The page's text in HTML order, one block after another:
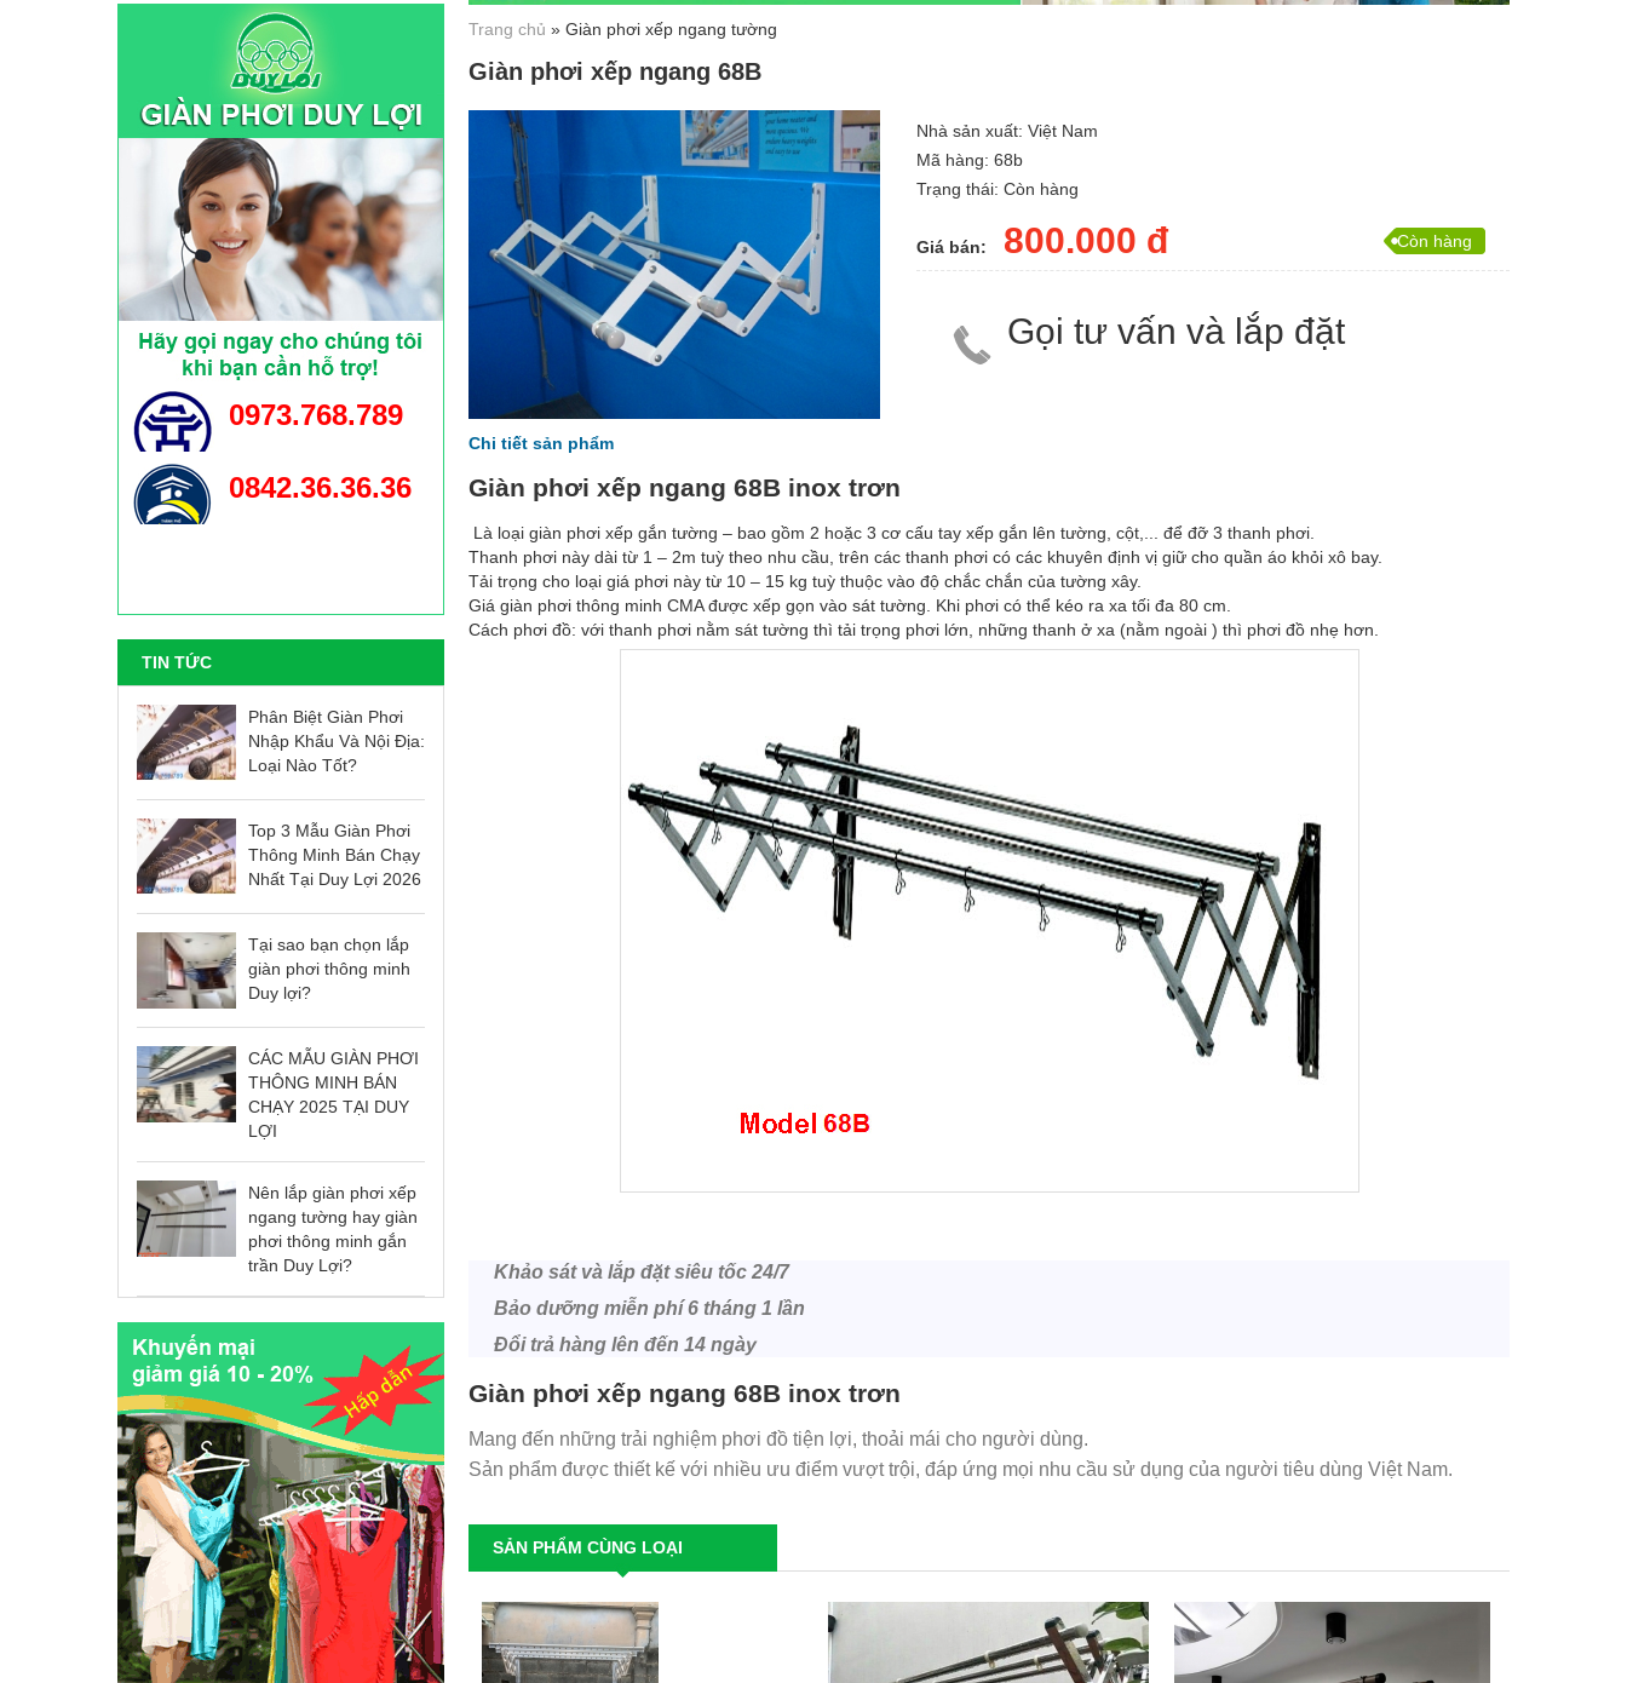
0973.768.789
0842.36.36.36
TIN TỨC
Phân Biệt Giàn Phơi
Nhập Khẩu Và Nội Địa:
Loại Nào Tốt?
Top 3 Mẫu Giàn Phơi
Thông Minh Bán Chạy
Nhất Tại Duy Lợi 2026
Tại sao bạn chọn lắp
giàn phơi thông minh
Duy lợi?
CÁC MẪU GIÀN PHƠI
THÔNG MINH BÁN
CHẠY 2025 TẠI DUY
LỢI
Nên lắp giàn phơi xếp
ngang tường hay giàn
phơi thông minh gắn
trần Duy Lợi?
Cáp lưới an toàn trường mầm non
Giá: 139.000 VNĐ
Trang chủ » Giàn phơi xếp ngang tường
Giàn phơi xếp ngang 68B
Nhà sản xuất: Việt Nam
Mã hàng: 68b
Trạng thái: Còn hàng
Giá bán: 800.000 đ Còn hàng
Gọi tư vấn và lắp đặt
Chi tiết sản phẩm
Giàn phơi xếp ngang 68B inox trơn
Là loại giàn phơi xếp gắn tường – bao gồm 2 hoặc 3 cơ cấu tay xếp gắn lên tường, cột,... để đỡ 3 thanh phơi.
Thanh phơi này dài từ 1 – 2m tuỳ theo nhu cầu, trên các thanh phơi có các khuyên định vị giữ cho quần áo khỏi xô bay.
Tải trọng cho loại giá phơi này từ 10 – 15 kg tuỳ thuộc vào độ chắc chắn của tường xây.
Giá giàn phơi thông minh CMA được xếp gọn vào sát tường. Khi phơi có thể kéo ra xa tối đa 80 cm.
Cách phơi đồ: với thanh phơi nằm sát tường thì tải trọng phơi lớn, những thanh ở xa (nằm ngoài ) thì phơi đồ nhẹ hơn.
Khảo sát và lắp đặt siêu tốc 24/7
Bảo dưỡng miễn phí 6 tháng 1 lần
Đổi trả hàng lên đến 14 ngày
Giàn phơi xếp ngang 68B inox trơn
Mang đến những trải nghiệm phơi đồ tiện lợi, thoải mái cho người dùng.
Sản phẩm được thiết kế với nhiều ưu điểm vượt trội, đáp ứng mọi nhu cầu sử dụng của người tiêu dùng Việt Nam.
SẢN PHẨM CÙNG LOẠI